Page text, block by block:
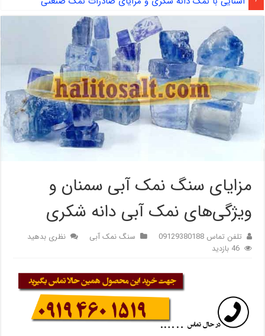
مزایای سنگ نمک آبی سمنان و
ویژگی‌های نمک آبی دانه شکری
تلفن تماس 09129380188 سنگ نمک آبی
نظری بدهید
46 بازدید